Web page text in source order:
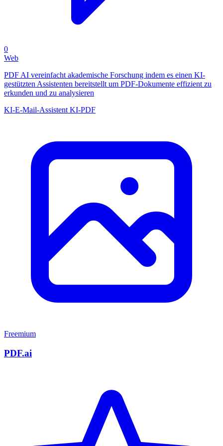
0
Web
PDF AI vereinfacht akademische Forschung indem es einen KI-
gestützten Assistenten bereitstellt um PDF-Dokumente effizient zu
erkunden und zu analysieren
KI-E-Mail-Assistent KI-PDF
Freemium
PDF.ai